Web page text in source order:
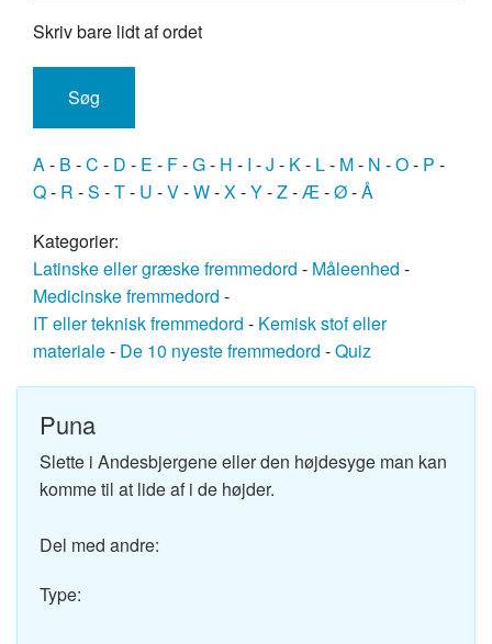
Skriv bare lidt af ordet
A- B -C - D - E - F-G- H - I -J - K- L- M- N -O- P -
Q- R -S -T- U -V-W-X-Y-Z-Æ-Ø-Å
Kategorier:
Latinske eller græske fremmedord - Måleenhed -
Medicinske fremmedord -
IT eller teknisk fremmedord - Kemisk stof eller
materiale- De 10 nyeste fremmedord -Quiz
Puna
Slette i Andesbjergene eller den højdesyge man kan
komme til at lide af i de højder.
Del med andre:
Type: